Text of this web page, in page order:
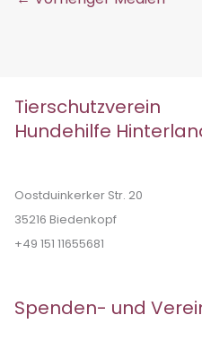
Tierschutzverein
Hundehilfe
Oostduinkerker Str. 20
35216 Biedenkopf
+49 151 11655681
Spenden- und